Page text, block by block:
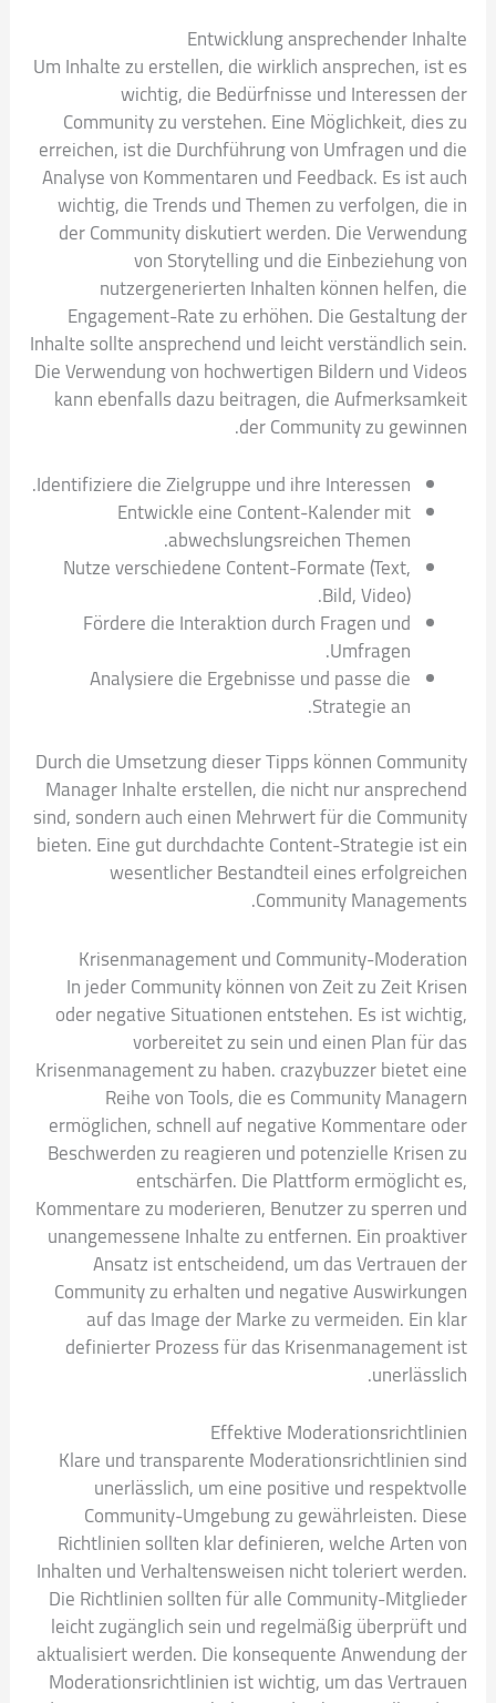
Entwicklung ansprechender Inhalte
Um Inhalte zu erstellen, die wirklich ansprechen, ist es
wichtig, die Bedürfnisse und Interessen der
Community zu verstehen. Eine Möglichkeit, dies zu
erreichen, ist die Durchführung von Umfragen und die
Analyse von Kommentaren und Feedback. Es ist auch
wichtig, die Trends und Themen zu verfolgen, die in
der Community diskutiert werden. Die Verwendung
von Storytelling und die Einbeziehung von
nutzergenerierten Inhalten können helfen, die
Engagement-Rate zu erhöhen. Die Gestaltung der
Inhalte sollte ansprechend und leicht verständlich sein.
Die Verwendung von hochwertigen Bildern und Videos
kann ebenfalls dazu beitragen, die Aufmerksamkeit
der Community zu gewinnen.
Identifiziere die Zielgruppe und ihre Interessen.
Entwickle eine Content-Kalender mit
abwechslungsreichen Themen.
Nutze verschiedene Content-Formate (Text,
Bild, Video).
Fördere die Interaktion durch Fragen und
Umfragen.
Analysiere die Ergebnisse und passe die
Strategie an.
Durch die Umsetzung dieser Tipps können Community
Manager Inhalte erstellen, die nicht nur ansprechend
sind, sondern auch einen Mehrwert für die Community
bieten. Eine gut durchdachte Content-Strategie ist ein
wesentlicher Bestandteil eines erfolgreichen
Community Managements.
Krisenmanagement und Community-Moderation
In jeder Community können von Zeit zu Zeit Krisen
oder negative Situationen entstehen. Es ist wichtig,
vorbereitet zu sein und einen Plan für das
Krisenmanagement zu haben. crazybuzzer bietet eine
Reihe von Tools, die es Community Managern
ermöglichen, schnell auf negative Kommentare oder
Beschwerden zu reagieren und potenzielle Krisen zu
entschärfen. Die Plattform ermöglicht es,
Kommentare zu moderieren, Benutzer zu sperren und
unangemessene Inhalte zu entfernen. Ein proaktiver
Ansatz ist entscheidend, um das Vertrauen der
Community zu erhalten und negative Auswirkungen
auf das Image der Marke zu vermeiden. Ein klar
definierter Prozess für das Krisenmanagement ist
unerlässlich.
Effektive Moderationsrichtlinien
Klare und transparente Moderationsrichtlinien sind
unerlässlich, um eine positive und respektvolle
Community-Umgebung zu gewährleisten. Diese
Richtlinien sollten klar definieren, welche Arten von
Inhalten und Verhaltensweisen nicht toleriert werden.
Die Richtlinien sollten für alle Community-Mitglieder
leicht zugänglich sein und regelmäßig überprüft und
aktualisiert werden. Die konsequente Anwendung der
Moderationsrichtlinien ist wichtig, um das Vertrauen